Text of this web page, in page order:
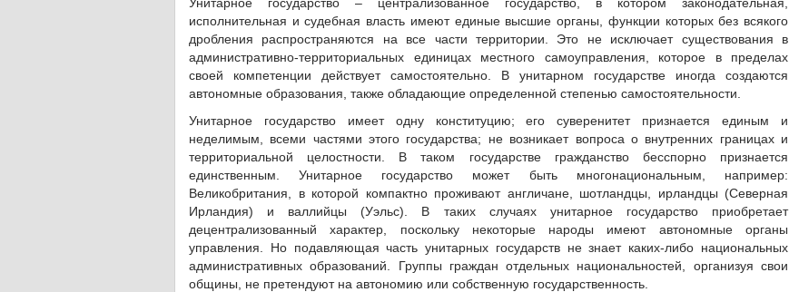
исполнительная и судебная власть имеют единые высшие органы, функции которых без всякого
дробления распространяются на все части территории. Это не исключает существования в
административно-территориальных единицах местного самоуправления, которое в пределах
своей компетенции действует самостоятельно. В унитарном государстве иногда создаются
автономные образования, также обладающие определенной степенью самостоятельности.
Унитарное государство имеет одну конституцию; его суверенитет признается единым и
неделимым, всеми частями этого государства; не возникает вопроса о внутренних границах и
территориальной целостности. В таком государстве гражданство бесспорно признается
единственным. Унитарное государство может быть многонациональным, например:
Великобритания, в которой компактно проживают англичане, шотландцы, ирландцы (Северная
Ирландия) и валлийцы (Уэльс). В таких случаях унитарное государство приобретает
децентрализованный характер, поскольку некоторые народы имеют автономные органы
управления. Но подавляющая часть унитарных государств не знает каких-либо национальных
административных образований. Группы граждан отдельных национальностей, организуя свои
общины, не претендуют на автономию или собственную государственность.